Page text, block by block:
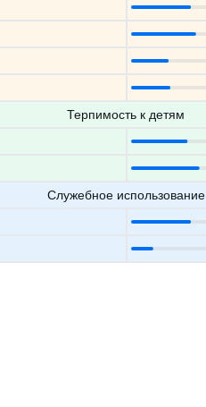
Терпимость к детям
Служебное использование